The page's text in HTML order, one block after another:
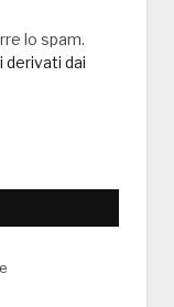
lo spam.
derivati dai